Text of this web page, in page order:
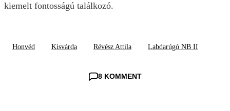
kiemelt fontosságú találkozó.
Honvéd Kisvárda Révész Attila Labdarúgó NB II
8 KOMMENT